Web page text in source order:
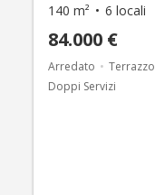
140 m² 6 locali
84.000 €
Arredato Terrazzo
Doppi Servizi